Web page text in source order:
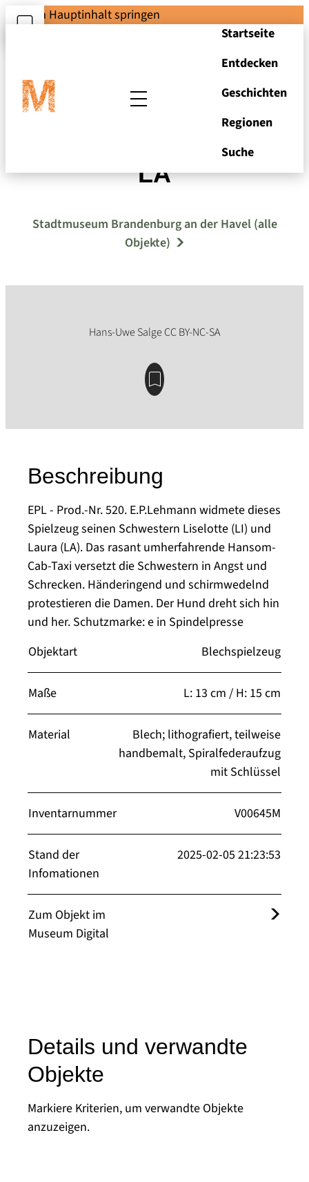
Zum Hauptinhalt springen
Startseite
Entdecken
Geschichten
Regionen
Suche
Autoschwestern LI
LA
Stadtmuseum Brandenburg an der Havel (alle
Objekte)
Beschreibung
EPL - Prod.-Nr. 520. E.P.Lehmann widmete dieses
Spielzeug seinen Schwestern Liselotte (LI) und
Laura (LA). Das rasant umherfahrende Hansom-
Cab-Taxi versetzt die Schwestern in Angst und
Schrecken. Händeringend und schirmwedelnd
protestieren die Damen. Der Hund dreht sich hin
und her. Schutzmarke: e in Spindelpresse
Objektart
Blechspielzeug
Maße L: 13 cm / H: 15 cm
Material
Blech; lithografiert, teilweise
handbemalt, Spiralfederaufzug
mit Schlüssel
Inventarnummer V00645M
Stand der
Infomationen
2025-02-05 21:23:53
Zum Objekt im
Museum Digital
Details und verwandte
Objekte
Markiere Kriterien, um verwandte Objekte
anzuzeigen.